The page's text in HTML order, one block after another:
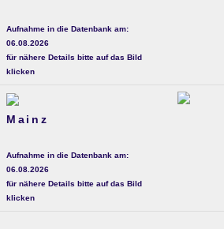
Aufnahme in die Datenbank am:
06.08.2026
für nähere Details bitte auf das Bild
klicken
Mainz
Aufnahme in die Datenbank am:
06.08.2026
für nähere Details bitte auf das Bild
klicken